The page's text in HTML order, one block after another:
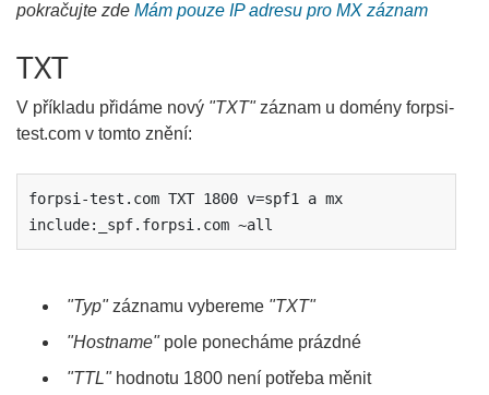
pokračujte zde Mám pouze IP adresu pro MX záznam
TXT
V příkladu přidáme nový "TXT"záznam u domény forpsi-
test.com v tomto znění:
forpsi-test.com TXT 1800 v=spf1 a mx
include:_spf.forpsi.com ~all
"Typ"záznamu vybereme "TXT"
"Hostname"pole ponecháme prázdné
"TTL"hodnotu 1800 není potřeba měnit